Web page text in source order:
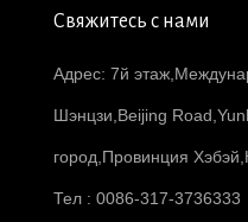
Свяжитесь с нами
Адрес: 7й
Шэнцзи,Beijing
город,Провинция
Тел : 0086-317-3736333